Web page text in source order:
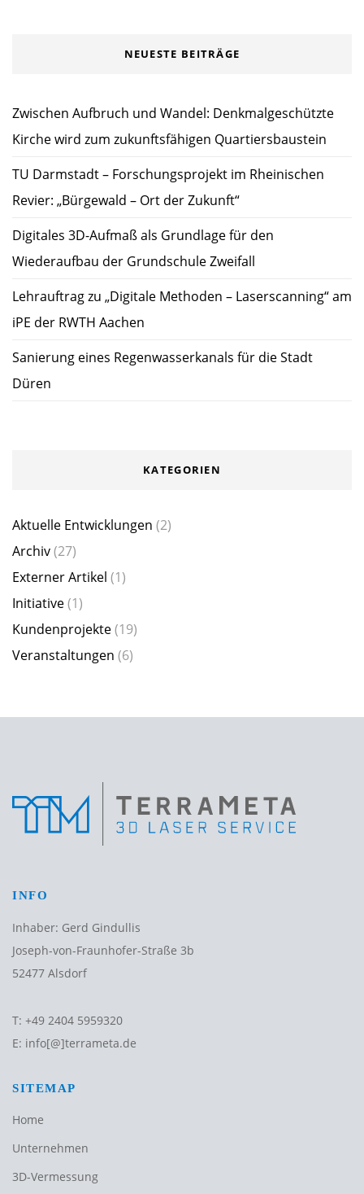
NEUESTE BEITRÄGE
Zwischen Aufbruch und Wandel: Denkmalgeschützte
Kirche wird zum zukunftsfähigen Quartiersbaustein
TU Darmstadt – Forschungsprojekt im Rheinischen
Revier: „Bürgewald – Ort der Zukunft“
Digitales 3D-Aufmaß als Grundlage für den
Wiederaufbau der Grundschule Zweifall
Lehrauftrag zu „Digitale Methoden – Laserscanning“ am
iPE der RWTH Aachen
Sanierung eines Regenwasserkanals für die Stadt
Düren
KATEGORIEN
Aktuelle Entwicklungen (2)
Archiv(27)
Externer Artikel (1)
Initiative(1)
Kundenprojekte(19)
Veranstaltungen (6)
INFO
Inhaber: Gerd Gindullis
Joseph-von-Fraunhofer-Straße 3b
52477 Alsdorf
T: +49 2404 5959320
E: info[@]terrameta.de
SITEMAP
Home
Unternehmen
3D-Vermessung